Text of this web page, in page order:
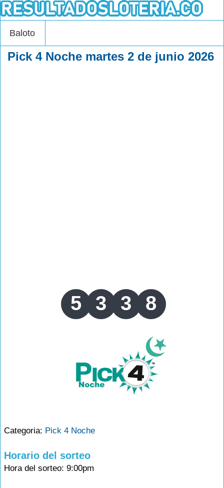
Baloto
Pick 4 Noche martes 2 de junio 2026
5 3 3 8
Categoria: Pick 4 Noche
Horario del sorteo
Hora del sorteo: 9:00pm